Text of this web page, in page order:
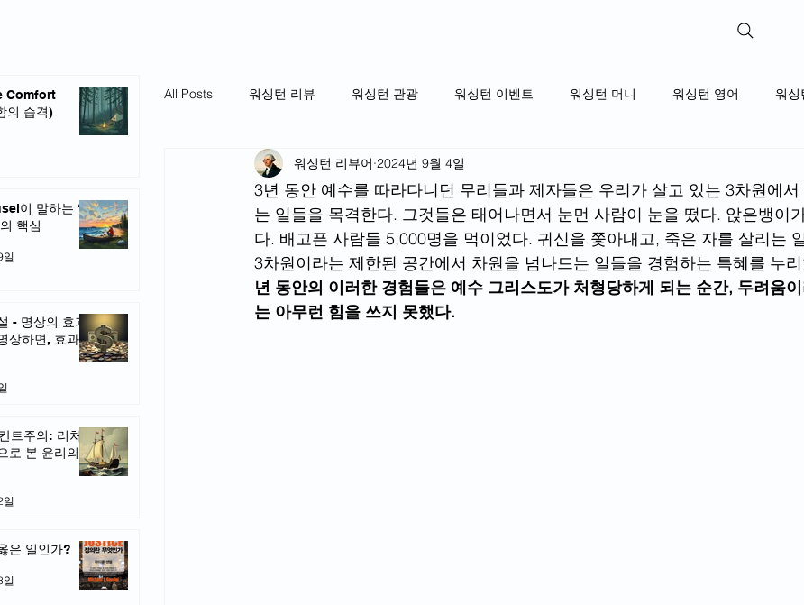
Comfort
의 습격)
이 말하는 ‘돈
핵심
일
- 명상의 효과
상하면, 효과를
트주의: 리처
로 본 윤리의
일
은 일인가?
일
All Posts 워싱턴 리뷰 워싱턴 관광 워싱턴 이벤트 워싱턴 머니 워싱턴 영어 워싱
워싱턴 리뷰어 2024년 9월 4일
3년 동안 예수를 따라다니던 무리들과 제자들은 우리가 살고 있는 3차원에
는 일들을 목격한다. 그것들은 태어나면서 눈먼 사람이 눈을 떴다. 앉은뱅이
다. 배고픈 사람들 5,000명을 먹이었다. 귀신을 쫓아내고, 죽은 자를 살리는
3차원이라는 제한된 공간에서 차원을 넘나드는 일들을 경험하는 특혜를 누
년 동안의 이러한 경험들은 예수 그리스도가 처형당하게 되는 순간, 두려움
는 아무런 힘을 쓰지 못했다.